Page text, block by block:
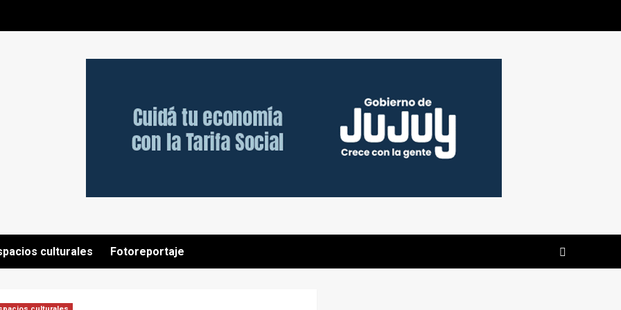
culturales Fotoreportaje